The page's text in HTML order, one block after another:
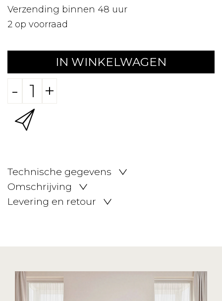
Verzending binnen 48 uur
2 op voorraad
IN WINKELWAGEN
- +
Technische gegevens
Omschrijving
Levering en retour